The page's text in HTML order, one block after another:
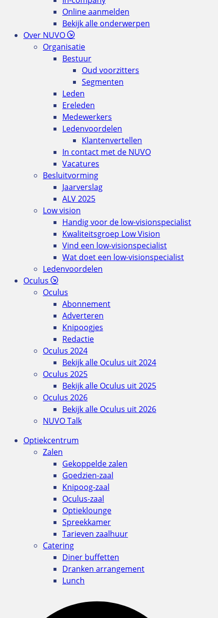
Online aanmelden
Bekijk alle onderwerpen
Over NUVO
Organisatie
Bestuur
Oud voorzitters
Segmenten
Leden
Ereleden
Medewerkers
Ledenvoordelen
Klantenvertellen
In contact met de NUVO
Vacatures
Besluitvorming
Jaarverslag
ALV 2025
Low vision
Handig voor de low-visionspecialist
Kwaliteitsgroep Low Vision
Vind een low-visionspecialist
Wat doet een low-visionspecialist
Ledenvoordelen
Oculus
Oculus
Abonnement
Adverteren
Knipoogjes
Redactie
Oculus 2024
Bekijk alle Oculus uit 2024
Oculus 2025
Bekijk alle Oculus uit 2025
Oculus 2026
Bekijk alle Oculus uit 2026
NUVO Talk
Optiekcentrum
Zalen
Gekoppelde zalen
Goedzien-zaal
Knipoog-zaal
Oculus-zaal
Optieklounge
Spreekkamer
Tarieven zaalhuur
Catering
Diner buffetten
Dranken arrangement
Lunch